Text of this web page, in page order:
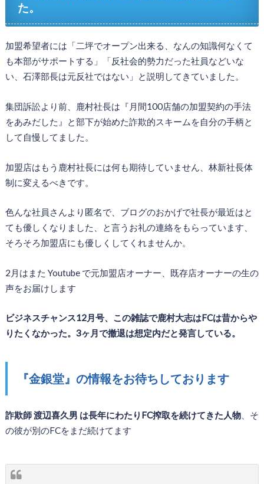
た。
加盟希望者には「二坪でオープン出来る、なんの知識何なくて
も本部がサポートする」「反社会的勢力だった社員などいな
い、石澤部長は元反社ではない」と説明してきていました。
集団訴訟より前、鹿村社長は『月間100店舗の加盟契約の手法
をあみだした』と部下が始めた詐欺的スキームを自分の手柄と
して自慢してました。
加盟店はもう鹿村社長には何も期待していません、林新社長体
制に変えるべきです。
色んな社員さんより匿名で、ブログのおかげで社長が最近はと
ても優しくなりました、と言うお礼の連絡をもらっています、
そろそろ加盟店にも優しくしてくれませんか。
2月はまた Youtube で元加盟店オーナー、既存店オーナーの生の
声をお届けします
ビジネスチャンス12月号、この雑誌で鹿村大志はFCは昔からや
りたくなかった。3ヶ月で撤退は想定内だと発言している。
『金銀堂』の情報をお待ちしております
詐欺師 渡辺喜久男 は長年にわたりFC搾取を続けてきた人物、そ
の彼が別のFCをまだ続けてます